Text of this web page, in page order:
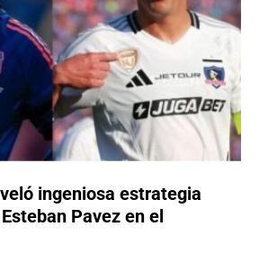
ingeniosa estrategia
Pavez en el